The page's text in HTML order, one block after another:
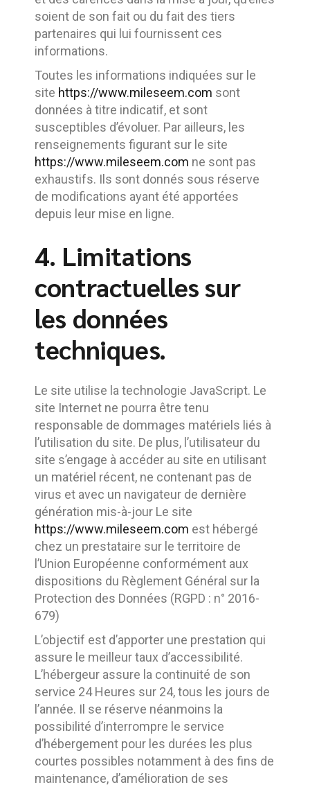
soient de son fait ou du fait des tiers
partenaires qui lui fournissent ces
informations.
Toutes les informations indiquées sur le
site https://www.mileseem.com sont
données à titre indicatif, et sont
susceptibles d’évoluer. Par ailleurs, les
renseignements figurant sur le site
https://www.mileseem.com ne sont pas
exhaustifs. Ils sont donnés sous réserve
de modifications ayant été apportées
depuis leur mise en ligne.
4. Limitations
contractuelles sur
les données
techniques.
Le site utilise la technologie JavaScript. Le
site Internet ne pourra être tenu
responsable de dommages matériels liés à
l’utilisation du site. De plus, l’utilisateur du
site s’engage à accéder au site en utilisant
un matériel récent, ne contenant pas de
virus et avec un navigateur de dernière
génération mis-à-jour Le site
https://www.mileseem.com est hébergé
chez un prestataire sur le territoire de
l’Union Européenne conformément aux
dispositions du Règlement Général sur la
Protection des Données (RGPD : n° 2016-
679)
L’objectif est d’apporter une prestation qui
assure le meilleur taux d’accessibilité.
L’hébergeur assure la continuité de son
service 24 Heures sur 24, tous les jours de
l’année. Il se réserve néanmoins la
possibilité d’interrompre le service
d’hébergement pour les durées les plus
courtes possibles notamment à des fins de
maintenance, d’amélioration de ses